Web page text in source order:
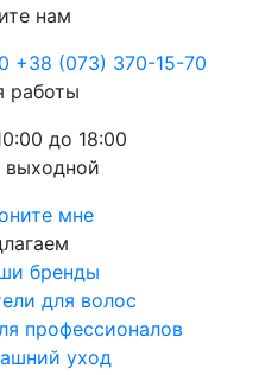
нам
+38 (073) 370-15-70
работы
до 18:00
выходной
мне
бренды
для волос
профессионалов
уход